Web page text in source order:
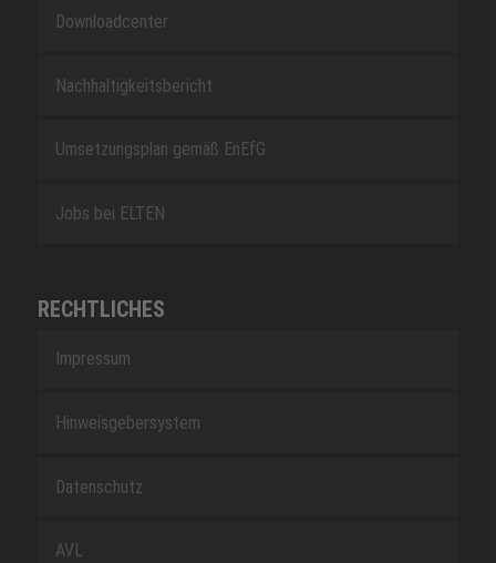
Downloadcenter
Nachhaltigkeitsbericht
Umsetzungsplan gemäß EnEfG
Jobs bei ELTEN
RECHTLICHES
Impressum
Hinweisgebersystem
Datenschutz
AVL